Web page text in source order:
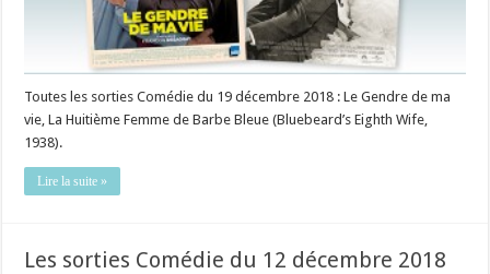
Toutes les sorties Comédie du 19 décembre 2018 : Le Gendre de ma
vie, La Huitième Femme de Barbe Bleue (Bluebeard’s Eighth Wife,
1938).
Lire la suite »
Les sorties Comédie du 12 décembre 2018